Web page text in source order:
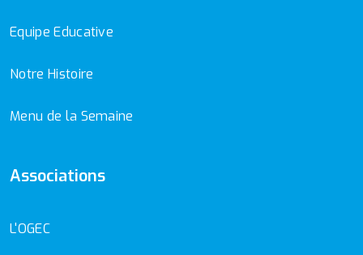
Equipe Educative
Notre Histoire
Menu de la Semaine
Associations
L'OGEC